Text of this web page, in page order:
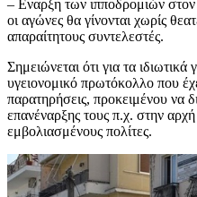
– Εναρξη των ιπποδρομιών
οι αγώνες θα γίνονται χωρίς
απαραίτητους συντελεστές.
Σημειώνεται ότι για τα
υγειονομικό πρωτόκολλο που
παρατηρήσεις, προκειμένου να
επανέναρξης τους π.χ. στην
εμβολιασμένους πολίτες.